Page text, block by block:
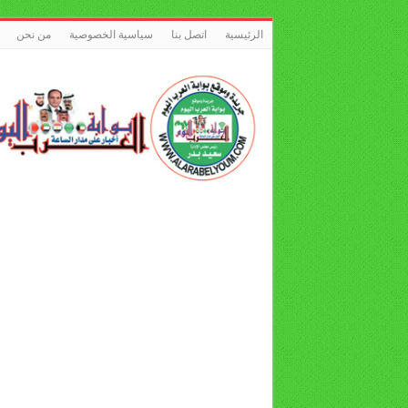
الرئيسية اتصل بنا سياسية الخصوصية من نحن